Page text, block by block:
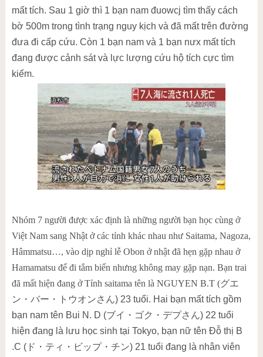
mất tích. Sau 1 giờ thì 1 bạn nam đuowcj tìm thấy cách
bờ 500m trong tình trạng nguy kịch và đã mất trên đường
đưa đi cấp cứu. Còn 1 bạn nam và 1 bạn nưx mất tích
đang được cảnh sát và lực lượng cứu hộ tích cực tìm
kiếm.
Nhóm 7 người được xác định là những người bạn học cùng ở
Việt Nam sang Nhật ở các tỉnh khác nhau như Saitama, Nagoza,
Hâmmatsu…, vào dịp nghỉ lễ Obon ở nhật đã hẹn gặp nhau ở
Hamamatsu để đi tắm biển nhưng không may gặp nạn. Bạn trai
đã mất hiện đang ở Tỉnh saitama tên là NGUYEN B.T (グエ
ン・バー ・トウオンさん) 23 tuổi. Hai bạn mất tích gồm
bạn nam tên Bui N. D (ブイ・ゴク・デプさん) 22 tuổi
hiện đang là lưu học sinh tại Tokyo, bạn nữ tên Đỗ thị B
.C (ド・ティ・ビップ・チン) 21 tuổi đang là nhân viên